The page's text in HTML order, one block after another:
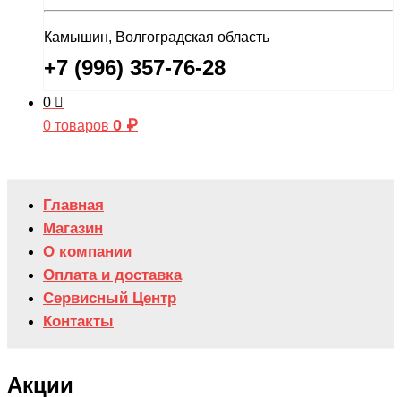
Камышин, Волгоградская область
+7 (996) 357-76-28
0
0 товаров 0 ₽
Главная
Магазин
О компании
Оплата и доставка
Сервисный Центр
Контакты
Акции